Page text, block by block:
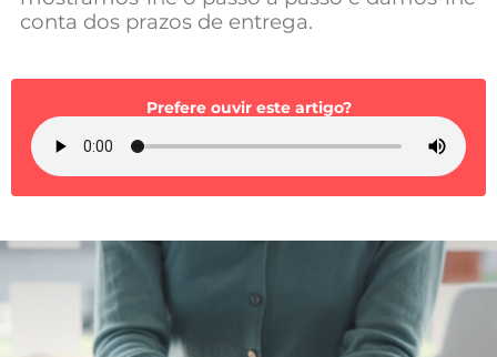
Mundial 2026
conta dos prazos de entrega.
Prefere ouvir este artigo?